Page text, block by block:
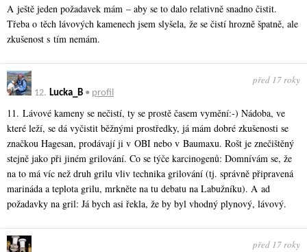
A ještě jeden požadavek mám – aby se to dalo relativně snadno čistit.
Třeba o těch lávových kamenech jsem slyšela, že se čistí hrozně špatně, ale
zkušenost s tím nemám.
12. Lucka_B • profil
před 17 roky
11. Lávové kameny se nečistí, ty se prostě časem vymění:-) Nádoba, ve
které leží, se dá vyčistit běžnými prostředky, já mám dobré zkušenosti se
značkou Hagesan, prodávají ji v OBI nebo v Baumaxu. Rošt je znečištěný
stejně jako při jiném grilování. Co se týče karcinogenů: Domnívám se, že
na to má víc než druh grilu vliv technika grilování (tj. správně připravená
marináda a teplota grilu, mrkněte na tu debatu na Labužníku). A ad
požadavky na gril: Já bych asi řekla, že by byl vhodný plynový, lávový.
před 17 roky